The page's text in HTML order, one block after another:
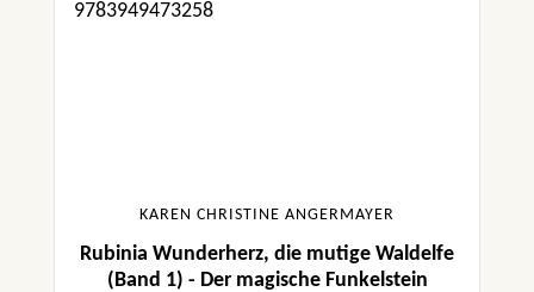
KAREN CHRISTINE ANGERMAYER
Rubinia Wunderherz, die mutige Waldelfe
(Band 1) - Der magische Funkelstein